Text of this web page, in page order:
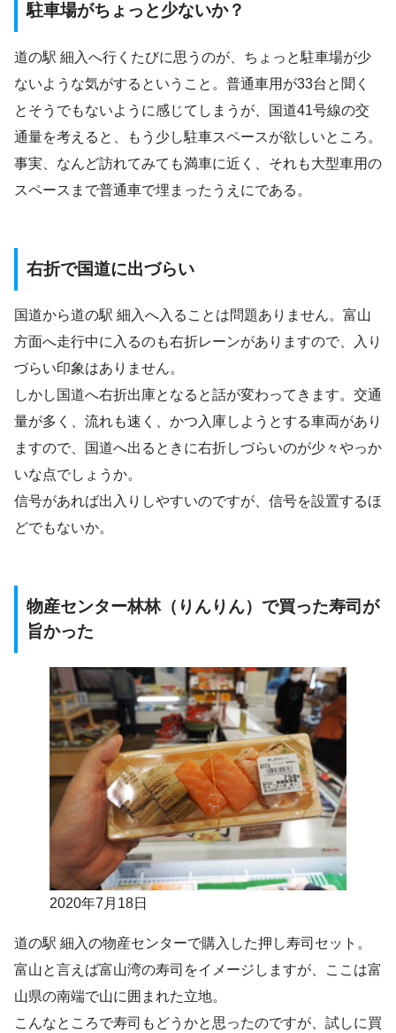
駐車場がちょっと少ないか？
道の駅 細入へ行くたびに思うのが、ちょっと駐車場が少
ないような気がするということ。普通車用が33台と聞く
とそうでもないように感じてしまうが、国道41号線の交
通量を考えると、もう少し駐車スペースが欲しいところ。
事実、なんど訪れてみても満車に近く、それも大型車用の
スペースまで普通車で埋まったうえにである。
右折で国道に出づらい
国道から道の駅 細入へ入ることは問題ありません。富山
方面へ走行中に入るのも右折レーンがありますので、入り
づらい印象はありません。
しかし国道へ右折出庫となると話が変わってきます。交通
量が多く、流れも速く、かつ入庫しようとする車両があり
ますので、国道へ出るときに右折しづらいのが少々やっか
いな点でしょうか。
信号があれば出入りしやすいのですが、信号を設置するほ
どでもないか。
物産センター林林（りんりん）で買った寿司が
旨かった
2020年7月18日
道の駅 細入の物産センターで購入した押し寿司セット。
富山と言えば富山湾の寿司をイメージしますが、ここは富
山県の南端で山に囲まれた立地。
こんなところで寿司もどうかと思ったのですが、試しに買